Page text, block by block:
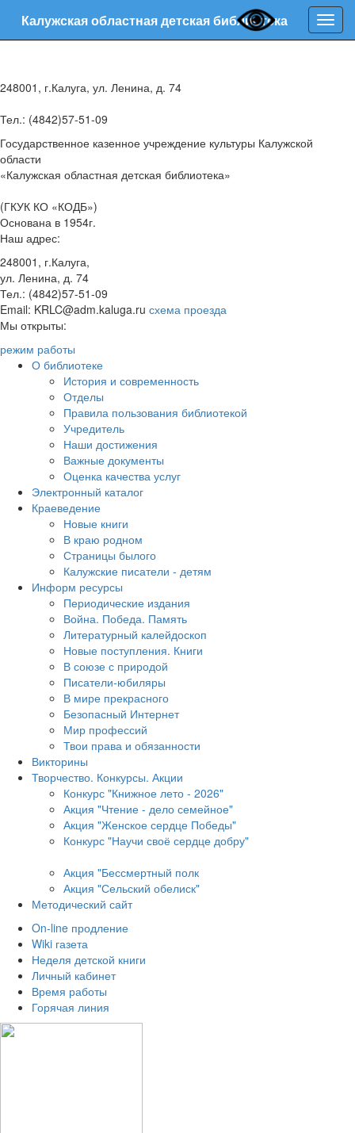
Калужская областная детская библиотека
248001, г.Калуга, ул. Ленина, д. 74
Тел.: (4842)57-51-09
Государственное казенное учреждение культуры Калужской
области
«Калужская областная детская библиотека»
(ГКУК КО «КОДБ»)
Основана в 1954г.
Наш адрес:
248001, г.Калуга,
ул. Ленина, д. 74
Тел.: (4842)57-51-09
Email: KRLC@adm.kaluga.ru схема проезда
Мы открыты:
режим работы
О библиотеке
История и современность
Отделы
Правила пользования библиотекой
Учредитель
Наши достижения
Важные документы
Оценка качества услуг
Электронный каталог
Краеведение
Новые книги
В краю родном
Страницы былого
Калужские писатели - детям
Информ ресурсы
Периодические издания
Война. Победа. Память
Литературный калейдоскоп
Новые поступления. Книги
В союзе с природой
Писатели-юбиляры
В мире прекрасного
Безопасный Интернет
Мир профессий
Твои права и обязанности
Викторины
Творчество. Конкурсы. Акции
Конкурс "Книжное лето - 2026"
Акция "Чтение - дело семейное"
Акция "Женское сердце Победы"
Конкурс "Научи своё сердце добру"
Акция "Бессмертный полк
Акция "Сельский обелиск"
Методический сайт
On-line продление
Wiki газета
Неделя детской книги
Личный кабинет
Время работы
Горячая линия